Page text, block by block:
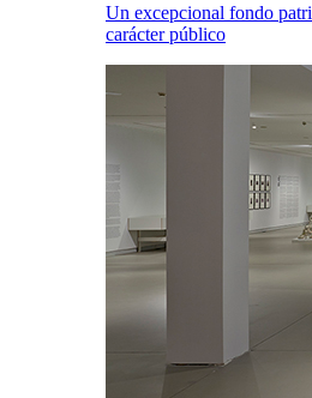
Un excepcional fondo
carácter público